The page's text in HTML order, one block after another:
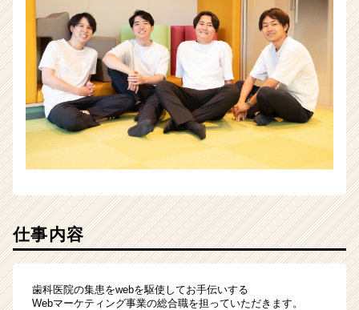
ア
キ
ャ
リ
ア
（CheerCareer）
仕事内容
歯科医院の集患をwebを駆使してお手伝いする
Webマーケティング事業の総合職を担っていただきます。